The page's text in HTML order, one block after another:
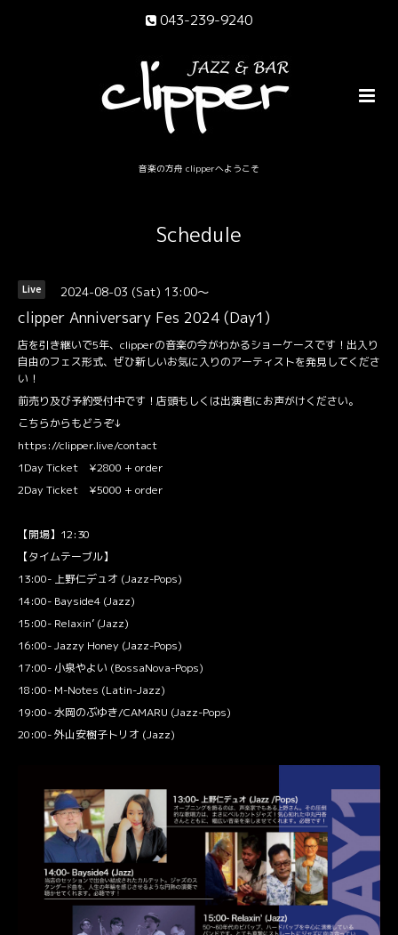
043-239-9240
音楽の方舟 clipperへようこそ
Schedule
Live 2024-08-03 (Sat) 13:00～
clipper Anniversary Fes 2024 (Day1)
店を引き継いで5年、clipperの音楽の今がわかるショーケースです！出入り
自由のフェス形式、ぜひ新しいお気に入りのアーティストを発見してくださ
い！
前売り及び予約受付中です！店頭もしくは出演者にお声がけください。
こちらからもどうぞ↓
https://clipper.live/contact
1Day Ticket ¥2800 + order
2Day Ticket ¥5000 + order
【開場】12:30
【タイムテーブル】
13:00- 上野仁デュオ (Jazz-Pops)
14:00- Bayside4 (Jazz)
15:00- Relaxin’ (Jazz)
16:00- Jazzy Honey (Jazz-Pops)
17:00- 小泉やよい (BossaNova-Pops)
18:00- M-Notes (Latin-Jazz)
19:00- 水岡のぶゆき/CAMARU (Jazz-Pops)
20:00- 外山安樹子トリオ (Jazz)